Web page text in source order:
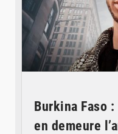
Burkina Faso
en demeure